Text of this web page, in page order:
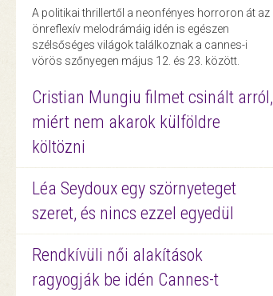
A politikai thrillertől a neonfényes horroron át az
önreflexív melodrámáig idén is egészen
szélsőséges világok találkoznak a cannes-i
vörös szőnyegen május 12. és 23. között.
Cristian Mungiu filmet csinált arról,
miért nem akarok külföldre
költözni
Léa Seydoux egy szörnyeteget
szeret, és nincs ezzel egyedül
Rendkívüli női alakítások
ragyogják be idén Cannes-t